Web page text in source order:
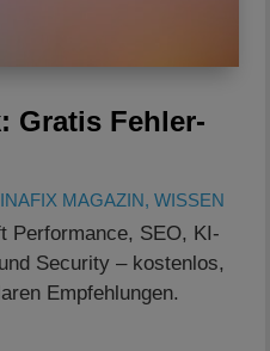
Gratis Fehler-
MAGAZIN,WISSEN
Performance, SEO, KI-
Security – kostenlos,
Empfehlungen.